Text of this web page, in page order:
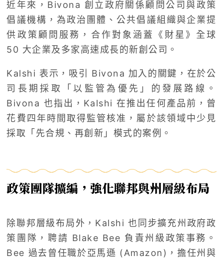
近年來，Bivona 創立政府關係顧問公司與政策
倡議機構，為政治團體、公共倡議組織與企業提
供政策顧問服務，合作對象涵蓋《財星》全球
50 大企業及多家高速成長的新創公司。
Kalshi 表示，吸引 Bivona 加入的關鍵，在於公
司長期採取「以監管為優先」的發展路線。
Bivona 也指出，Kalshi 在推出任何產品前，曾
花費四年時間取得監管核准，屬於該領域中少見
採取「先合規、再創新」模式的案例。
政策團隊擴編，強化聯邦與州層級布局
除聯邦層級布局外，Kalshi 也同步擴充州政府政
策團隊，聘請 Blake Bee 負責州級政策事務。
Bee 過去曾任職於亞馬遜 (Amazon)，擔任州與